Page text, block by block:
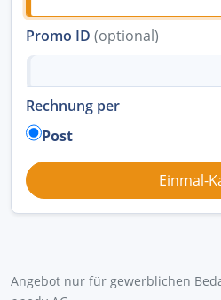
Promo ID (optional)
Rechnung per
Post
Angebot nur für gewerblichen